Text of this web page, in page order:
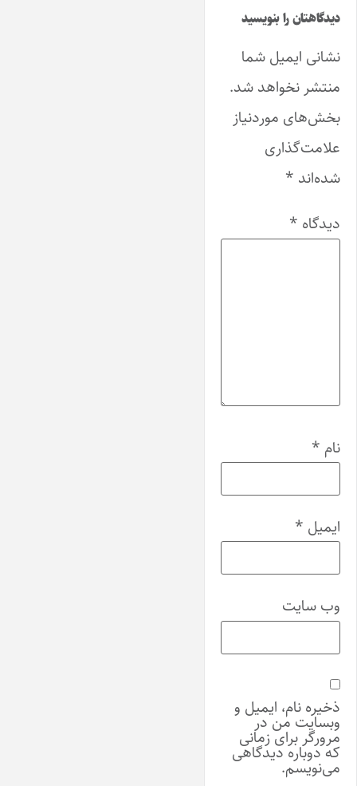
دیدگاهتان را بنویسید
نشانی ایمیل شما
منتشر نخواهد شد.
بخش‌های موردنیاز
علامت‌گذاری
شده‌اند *
دیدگاه *
نام *
ایمیل *
وب‌ سایت
ذخیره نام، ایمیل و
وبسایت من در
مرورگر برای زمانی
که دوباره دیدگاهی
می‌نویسم.